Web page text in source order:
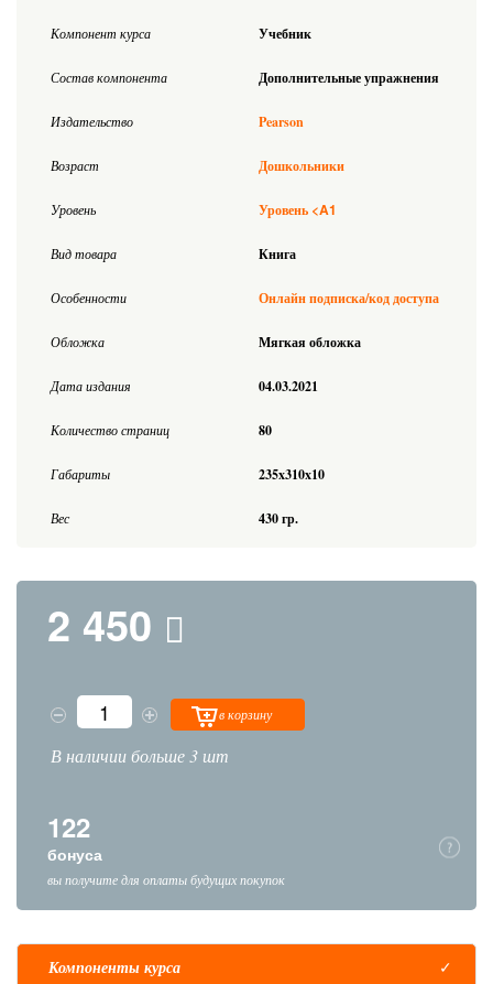
Компонент курса Учебник
Состав компонента Дополнительные упражнения
Издательство Pearson
Возраст Дошкольники
Уровень Уровень <A1
Вид товара Книга
Особенности Онлайн подписка/код доступа
Обложка Мягкая обложка
Дата издания 04.03.2021
Количество страниц 80
Габариты 235x310x10
Вес 430 гр.
2 450
в корзину
В наличии больше 3 шт
122
бонуса
вы получите для оплаты будущих покупок
Компоненты курса